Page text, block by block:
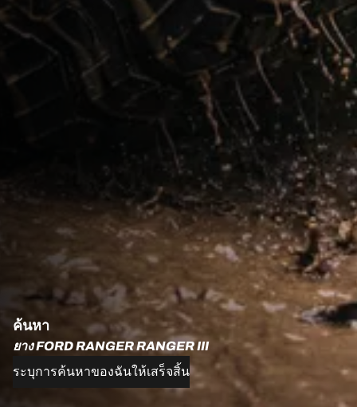
ค้นหา
ยาง FORD RANGER RANGER III
ระบุการค้นหาของฉันให้เสร็จสิ้น